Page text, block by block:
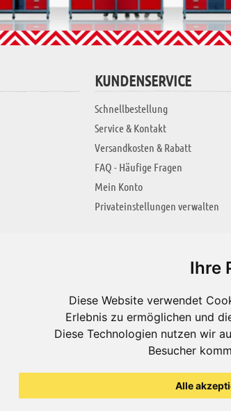
Ihre
Diese Website verwendet
Erlebnis zu ermöglichen und
Diese Technologien nutzen wir
Besucher
Alle
KUNDENSERVICE
Schnellbestellung
Service & Kontakt
Versandkosten & Rabatt
FAQ - Häufige Fragen
Mein Konto
Privateinstellungen verwalten
Jobs
Impressum
Datenschutzerklärung